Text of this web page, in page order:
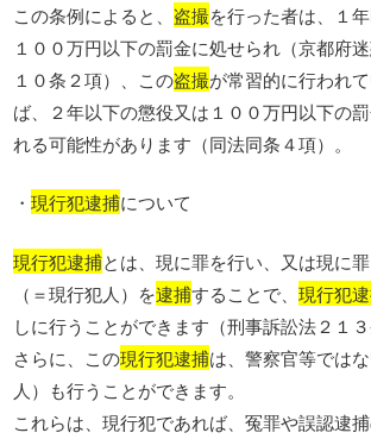
この条例によると、 盗撮を行った者は、１
１００万円以下の罰金に処せられ（京都府
１０条２項）、この盗撮が常習的に行われ
ば、２年以下の懲役又は１００万円以下の
れる可能性があります（同法同条４項）。
・現行犯逮捕について
現行犯逮捕とは、現に罪を行い、又は現に
（＝現行犯人）を逮捕することで、現行犯
しに行うことができます（刑事訴訟法２１３
さらに、この現行犯逮捕は、警察官等では
人）も行うことができます。
これらは、現行犯であれば、冤罪や誤認逮